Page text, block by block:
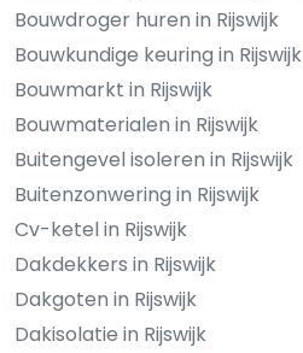
Bouwdroger huren in Rijswijk
Bouwkundige keuring in Rijswijk
Bouwmarkt in Rijswijk
Bouwmaterialen in Rijswijk
Buitengevel isoleren in Rijswijk
Buitenzonwering in Rijswijk
Cv-ketel in Rijswijk
Dakdekkers in Rijswijk
Dakgoten in Rijswijk
Dakisolatie in Rijswijk